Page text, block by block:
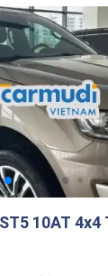
10AT 4x4